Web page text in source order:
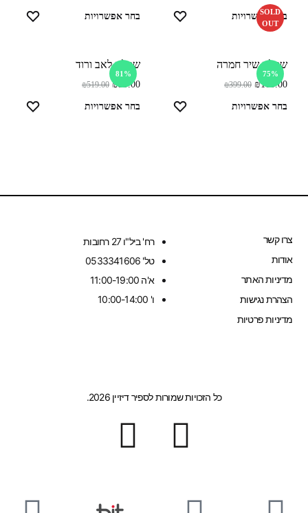
SOLD
OUT
בחר אפשרויות בחר אפשרויות
75%
שמלת שיר חמרה
₪100.00
₪399.00
בחר אפשרויות
81%
שמלת לאב ורוד
₪99.00
₪519.00
בחר אפשרויות
צרו קשר
אודות
מדיניות האתר
הצהרת נגישות
מדיניות פרטיות
רח' ביל"ו 27 רחובות
טל' 0533341606
א'ה 11:00-19:00
ו' 10:00-14:00
כל הזכויות שמורות לספיר דיזיין 2026.